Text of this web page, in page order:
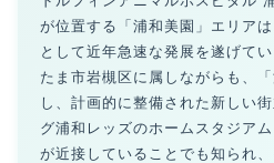
が位置する「浦和美園」エリア
として近年急速な発展を遂げて
たま市岩槻区に属しながらも、
し、計画的に整備された新しい
グ浦和レッズのホームスタジア
が近接していることでも知られ